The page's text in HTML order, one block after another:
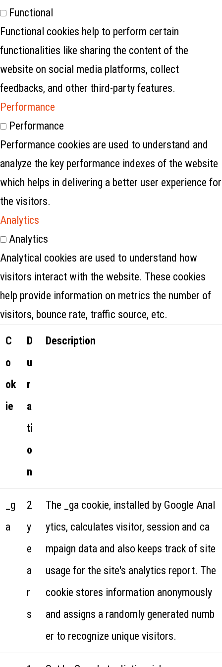
Functional
Functional cookies help to perform certain
functionalities like sharing the content of the
website on social media platforms, collect
feedbacks, and other third-party features.
Performance
Performance
Performance cookies are used to understand and
analyze the key performance indexes of the website
which helps in delivering a better user experience for
the visitors.
Analytics
Analytics
Analytical cookies are used to understand how
visitors interact with the website. These cookies
help provide information on metrics the number of
visitors, bounce rate, traffic source, etc.
C
o
ok
ie
D
u
r
a
ti
o
n
Description
_g
a
2
y
e
a
r
s
The _ga cookie, installed by Google Anal
ytics, calculates visitor, session and ca
mpaign data and also keeps track of site
usage for the site's analytics report. The
cookie stores information anonymously
and assigns a randomly generated numb
er to recognize unique visitors.